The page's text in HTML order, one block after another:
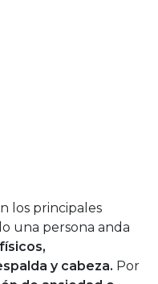
los principales
una persona anda
y cabeza. Por